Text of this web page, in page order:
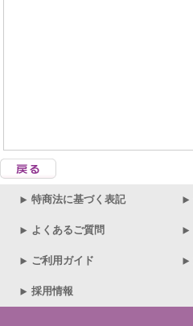
特商法に基づく表記
よくあるご質問
ご利用ガイド
採用情報